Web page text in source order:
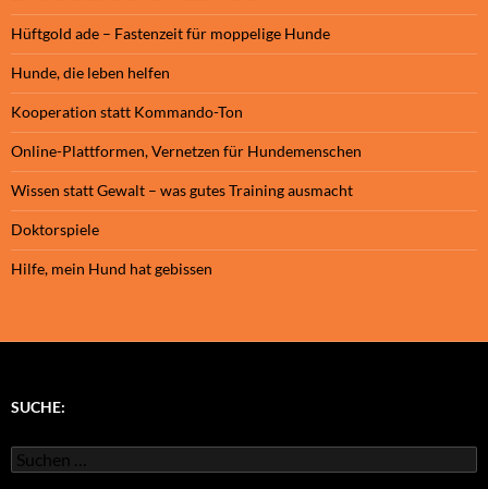
Hüftgold ade – Fastenzeit für moppelige Hunde
Hunde, die leben helfen
Kooperation statt Kommando-Ton
Online-Plattformen, Vernetzen für Hundemenschen
Wissen statt Gewalt – was gutes Training ausmacht
Doktorspiele
Hilfe, mein Hund hat gebissen
SUCHE:
Suchen
nach: